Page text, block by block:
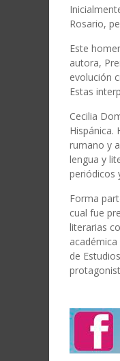
Rosario,
Este
autora,
evolución
Estas
Cecilia
Hispánica.
rumano y
lengua y
periódicos
Forma
cual fue
literarias
de